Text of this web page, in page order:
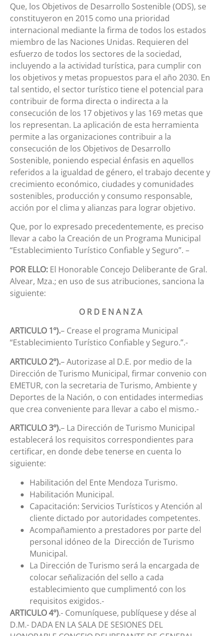
Que, los Objetivos de Desarrollo Sostenible (ODS), se
constituyeron en 2015 como una prioridad
internacional mediante la firma de todos los estados
miembro de las Naciones Unidas. Requieren del
esfuerzo de todos los sectores de la sociedad,
incluyendo a la actividad turística, para cumplir con
los objetivos y metas propuestos para el año 2030. En
tal sentido, el sector turístico tiene el potencial para
contribuir de forma directa o indirecta a la
consecución de los 17 objetivos y las 169 metas que
los representan. La aplicación de esta herramienta
permite a las organizaciones contribuir a la
consecución de los Objetivos de Desarrollo
Sostenible, poniendo especial énfasis en aquellos
referidos a la igualdad de género, el trabajo decente y
crecimiento económico, ciudades y comunidades
sostenibles, producción y consumo responsable,
acción por el clima y alianzas para lograr objetivo.
Que, por lo expresado precedentemente, es preciso
llevar a cabo la Creación de un Programa Municipal
“Establecimiento Turístico Confiable y Seguro”. –
POR ELLO: El Honorable Concejo Deliberante de Gral.
Alvear, Mza.; en uso de sus atribuciones, sanciona la
siguiente:
O R D E N A N Z A
ARTICULO 1º).– Crease el programa Municipal
“Establecimiento Turístico Confiable y Seguro.”.-
ARTICULO 2º).– Autorizase al D.E. por medio de la
Dirección de Turismo Municipal, firmar convenio con
EMETUR, con la secretaria de Turismo, Ambiente y
Deportes de la Nación, o con entidades intermedias
que crea conveniente para llevar a cabo el mismo.-
ARTICULO 3º).– La Dirección de Turismo Municipal
establecerá los requisitos correspondientes para
certificar, en donde debe tenerse en cuenta lo
siguiente:
Habilitación del Ente Mendoza Turismo.
Habilitación Municipal.
Capacitación: Servicios Turísticos y Atención al
cliente dictado por autoridades competentes.
Acompañamiento a prestadores por parte del
personal idóneo de la Dirección de Turismo
Municipal.
La Dirección de Turismo será la encargada de
colocar señalización del sello a cada
establecimiento que cumplimentó con los
requisitos exigidos.-
ARTICULO 4º).- Comuníquese, publíquese y dése al
D.M.- DADA EN LA SALA DE SESIONES DEL